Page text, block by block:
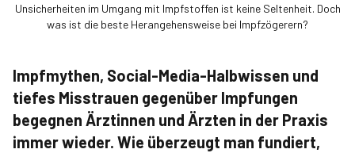
Unsicherheiten im Umgang mit Impfstoffen ist keine Seltenheit. Doch
was ist die beste Herangehensweise bei Impfzögerern?
Impfmythen, Social-Media-Halbwissen und
tiefes Misstrauen gegenüber Impfungen
begegnen Ärztinnen und Ärzten in der Praxis
immer wieder. Wie überzeugt man fundiert,